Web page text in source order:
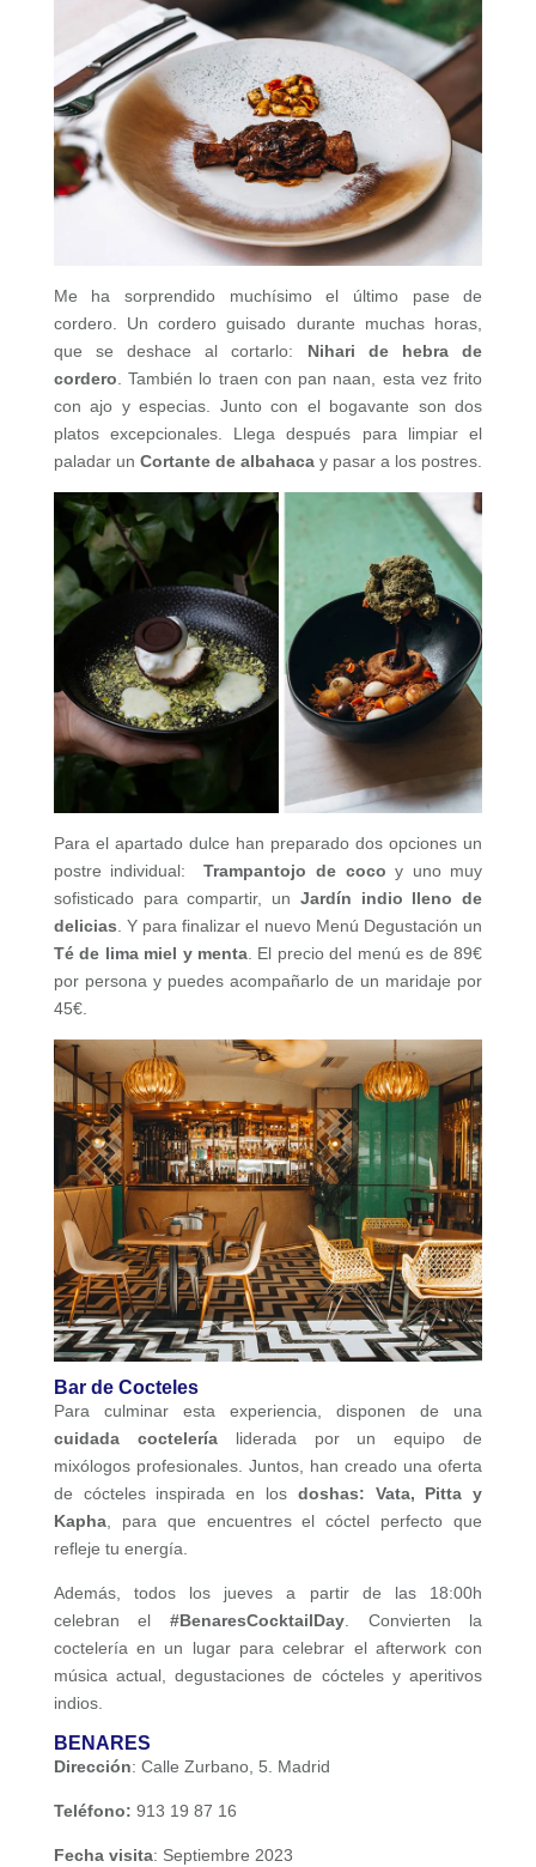
Me ha sorprendido muchísimo el último pase de
cordero. Un cordero guisado durante muchas horas,
que se deshace al cortarlo: Nihari de hebra de
cordero . También lo traen con pan naan, esta vez frito
con ajo y especias. Junto con el bogavante son dos
platos excepcionales. Llega después para limpiar el
paladar un Cortante de albahaca y pasar a los postres.
Para el apartado dulce han preparado dos opciones un
postre individual:Trampantojo de coco y uno muy
sofisticado para compartir, un Jardín indio lleno de
delicias. Y para finalizar el nuevo Menú Degustación un
Té de lima miel y menta. El precio del menú es de 89€
por persona y puedes acompañarlo de un maridaje por
45€.
Bar de Cocteles
Para culminar esta experiencia, disponen de una
cuidada cocteleríaliderada por un equipo de
mixólogos profesionales. Juntos, han creado una oferta
de cócteles inspirada en los doshas: Vata, Pitta y
Kapha, para que encuentres el cóctel perfecto que
refleje tu energía.
Además, todos los jueves a partir de las 18:00h
celebran el #BenaresCocktailDay. Convierten la
coctelería en un lugar para celebrar el afterwork con
música actual, degustaciones de cócteles y aperitivos
indios.
BENARES
Dirección: Calle Zurbano, 5. Madrid
Teléfono: 913 19 87 16
Fecha visita: Septiembre 2023